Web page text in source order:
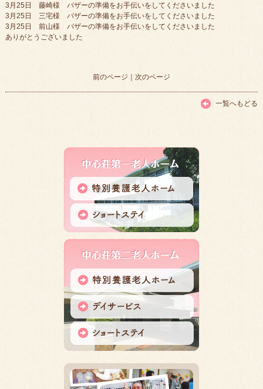
3月25日 藤崎様 バザーの準備をお手伝いをしてくださいました
3月25日 三宅様 バザーの準備をお手伝いをしてくださいました
3月25日 前山様 バザーの準備をお手伝いをしてくださいました
ありがとうございました
前のページ ｜ 次のページ
一覧へもどる